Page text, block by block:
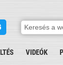
VIDEÓK